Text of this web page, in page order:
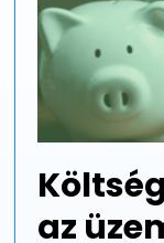
az